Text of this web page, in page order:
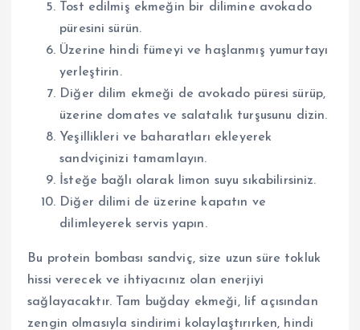
Tost edilmiş ekmeğin bir dilimine avokado
püresini sürün.
Üzerine hindi fümeyi ve haşlanmış yumurtayı
yerleştirin.
Diğer dilim ekmeği de avokado püresi sürüp,
üzerine domates ve salatalık turşusunu dizin.
Yeşillikleri ve baharatları ekleyerek
sandviçinizi tamamlayın.
İsteğe bağlı olarak limon suyu sıkabilirsiniz.
Diğer dilimi de üzerine kapatın ve
dilimleyerek servis yapın.
Bu protein bombası sandviç, size uzun süre tokluk
hissi verecek ve ihtiyacınız olan enerjiyi
sağlayacaktır. Tam buğday ekmeği, lif açısından
zengin olmasıyla sindirimi kolaylaştırırken, hindi